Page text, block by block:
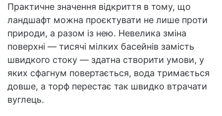
Практичне значення відкриття в тому, що
ландшафт можна проєктувати не лише проти
природи, а разом із нею. Невелика зміна
поверхні — тисячі мілких басейнів замість
швидкого стоку — здатна створити умови, у
яких сфагнум повертається, вода тримається
довше, а торф перестає так швидко втрачати
вуглець.